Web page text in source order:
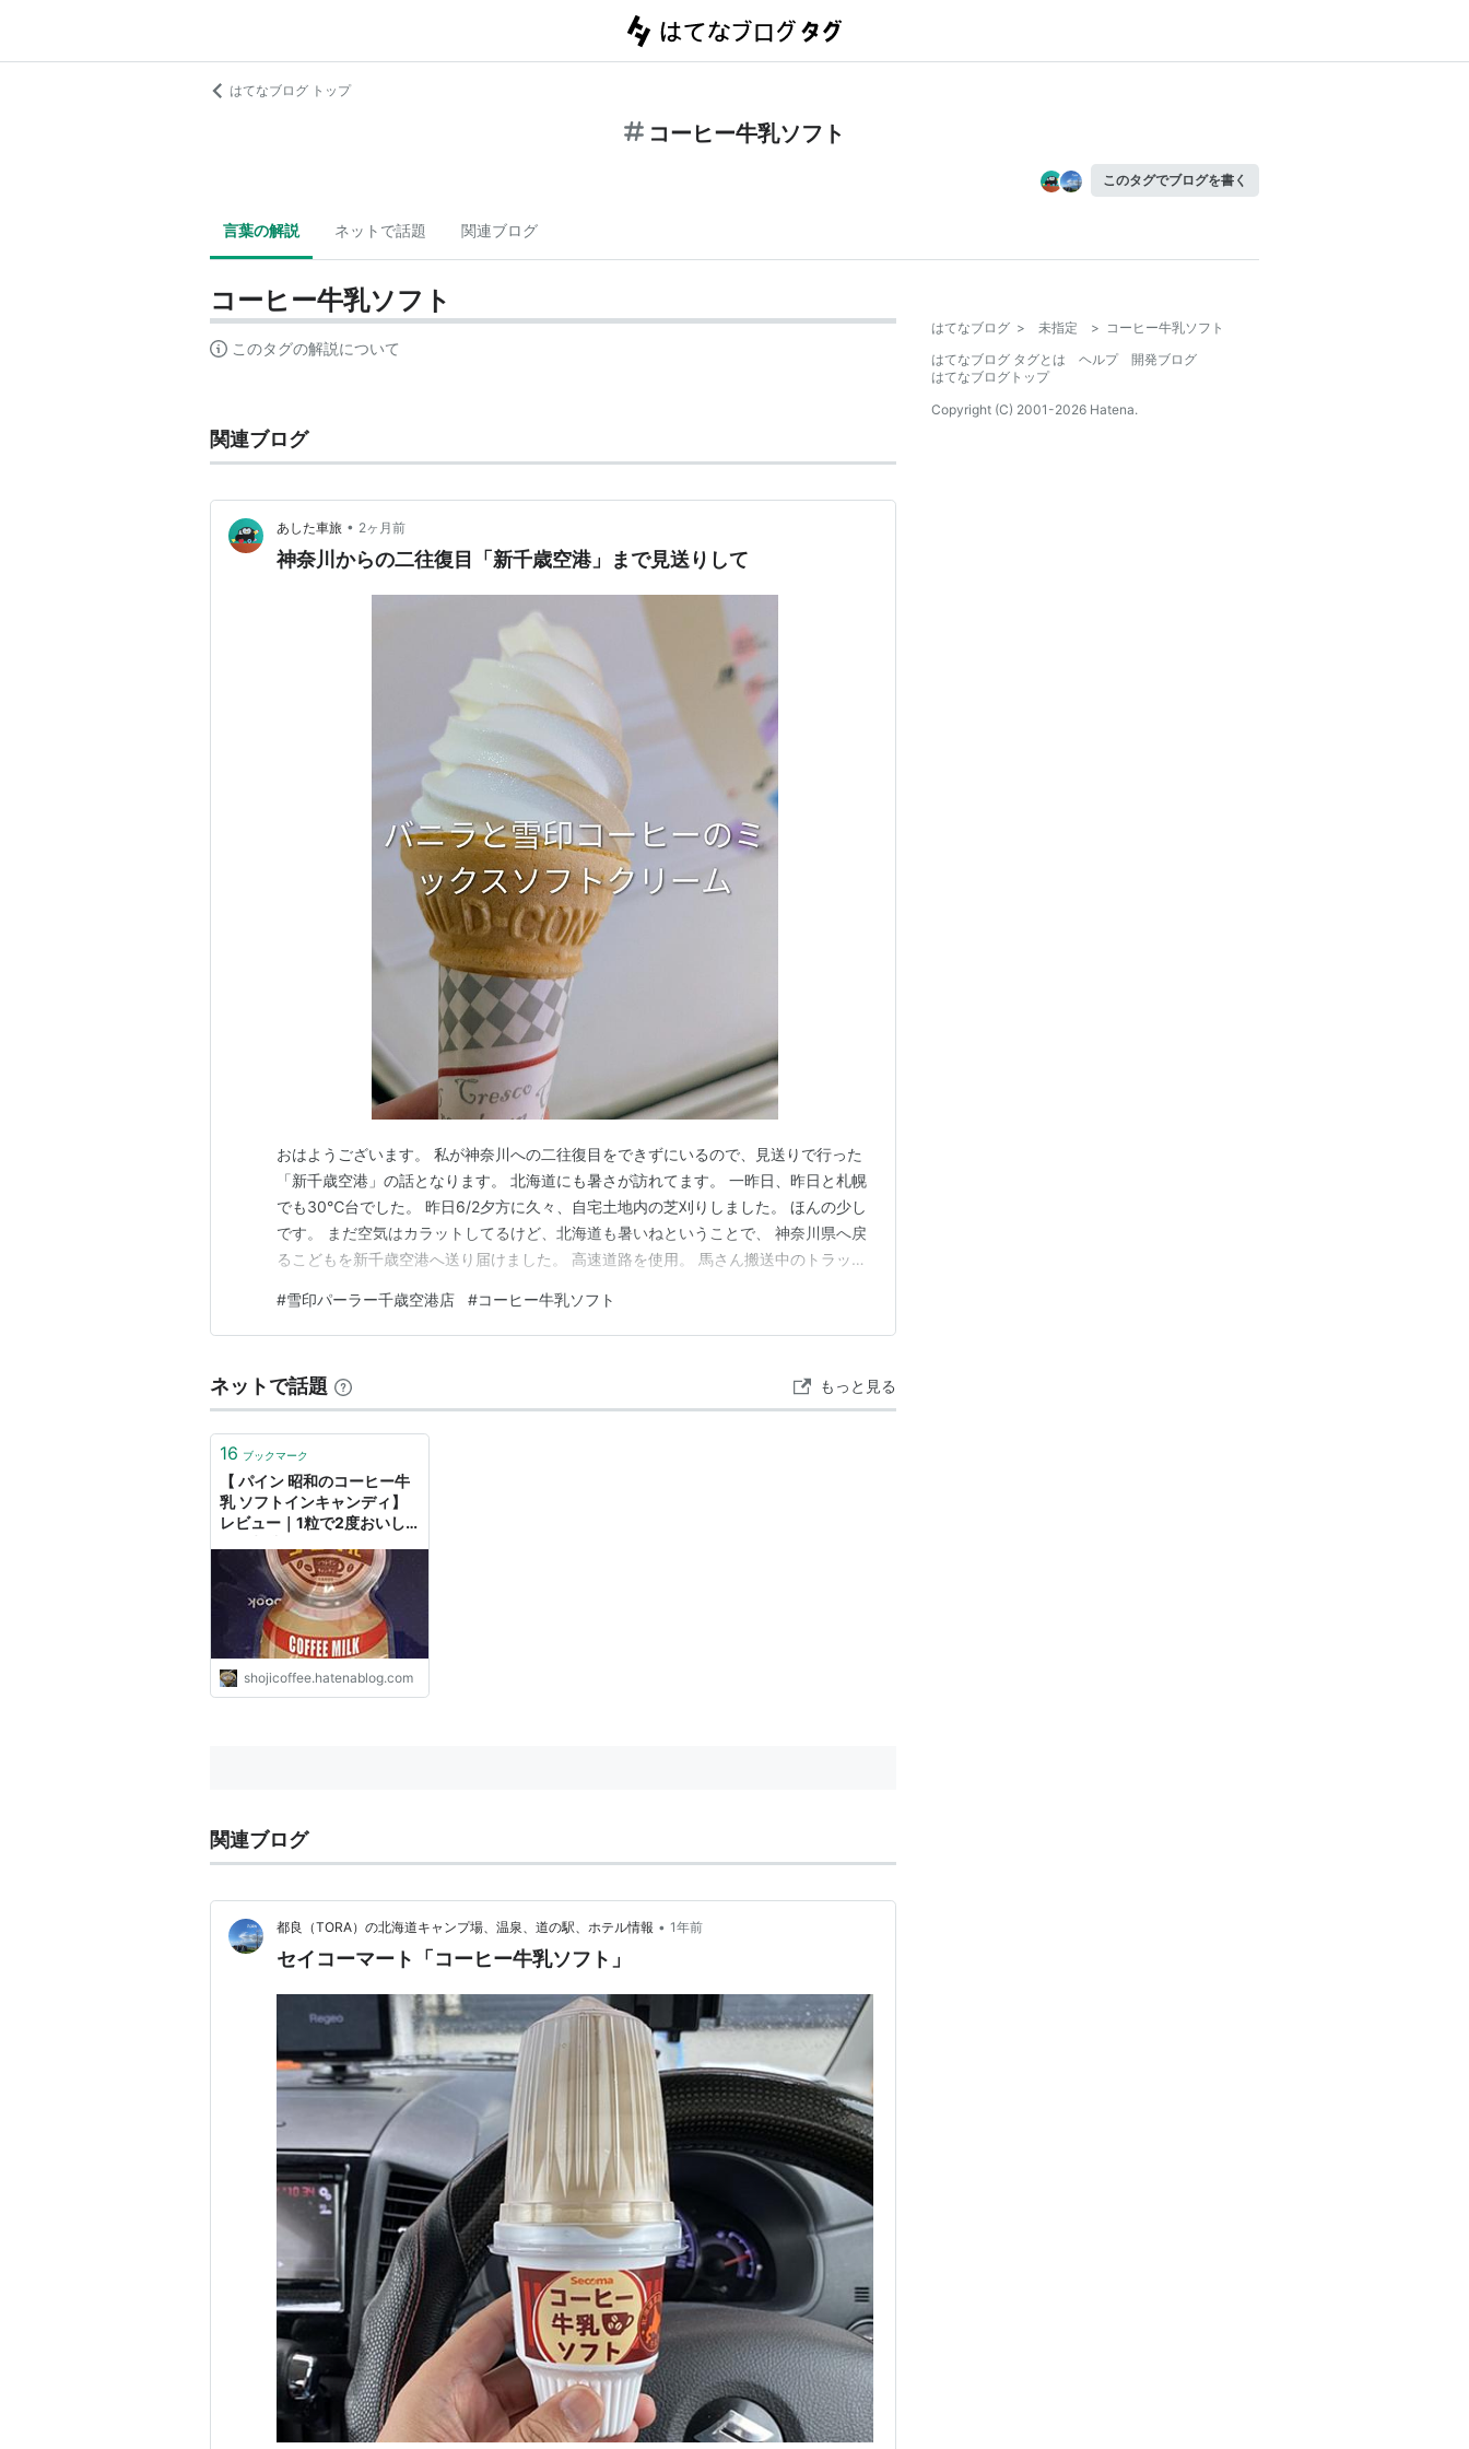
はてなブログ トップ
コーヒー牛乳ソフト
このタグでブログを書く
言葉の解説 ネットで話題 関連ブログ
コーヒー牛乳ソフト
このタグの解説について
関連ブログ
あした車旅 • 2ヶ月前
神奈川からの二往復目「新千歳空港」まで見送りして
おはようございます。 私が神奈川への二往復目をできずにいるので、見送りで行った
「新千歳空港」の話となります。 北海道にも暑さが訪れてます。 一昨日、昨日と札幌
でも30℃台でした。 昨日6/2夕方に久々、自宅土地内の芝刈りしました。 ほんの少し
です。 まだ空気はカラットしてるけど、北海道も暑いねということで、 神奈川県へ戻
るこどもを新千歳空港へ送り届けました。 高速道路を使用。 馬さん搬送中のトラック
進みます。 大型観光バスが並ぶ駐車場やショッキングピンクのピーチ航空飛行機が目
に飛び込んでくると、新千歳空港です。 空港…
#雪印パーラー千歳空港店 #コーヒー牛乳ソフト
ネットで話題 もっと見る
16 ブックマーク
【 パイン 昭和のコーヒー牛
乳 ソフトインキャンディ】
レビュー｜1粒で2度おいし
shojicoffee.hatenablog.com
関連ブログ
都良（TORA）の北海道キャンプ場、温泉、道の駅、ホテル情報 • 1年前
セイコーマート「コーヒー牛乳ソフト」
はてなブログ > 未指定 > コーヒー牛乳ソフト
はてなブログ タグとは
ヘルプ
開発ブログ
はてなブログトップ
Copyright (C) 2001-2026 Hatena.